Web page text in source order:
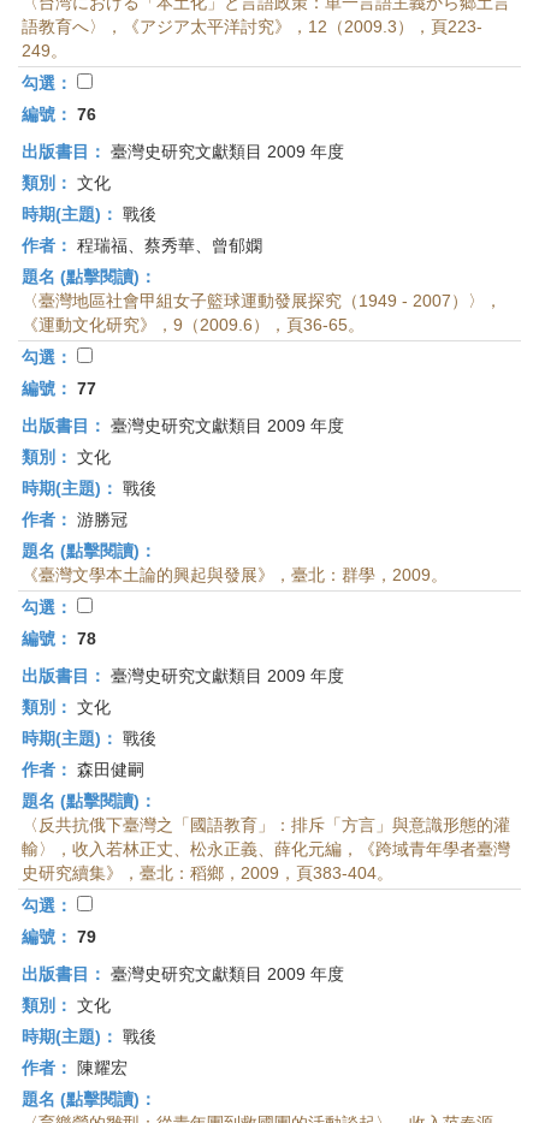
語教育へ〉，《アジア太平洋討究》，12（2009.3），頁223-
249。
勾選：
編號： 76
出版書目： 臺灣史研究文獻類目 2009 年度
類別： 文化
時期(主題)： 戰後
作者： 程瑞福、蔡秀華、曾郁嫻
題名 (點擊閱讀)：
〈臺灣地區社會甲組女子籃球運動發展探究（1949 - 2007）〉，
《運動文化研究》，9（2009.6），頁36-65。
勾選：
編號： 77
出版書目： 臺灣史研究文獻類目 2009 年度
類別： 文化
時期(主題)： 戰後
作者： 游勝冠
題名 (點擊閱讀)：
《臺灣文學本土論的興起與發展》，臺北：群學，2009。
勾選：
編號： 78
出版書目： 臺灣史研究文獻類目 2009 年度
類別： 文化
時期(主題)： 戰後
作者： 森田健嗣
題名 (點擊閱讀)：
〈反共抗俄下臺灣之「國語教育」：排斥「方言」與意識形態的灌
輸〉，收入若林正丈、松永正義、薛化元編，《跨域青年學者臺灣
史研究續集》，臺北：稻鄉，2009，頁383-404。
勾選：
編號： 79
出版書目： 臺灣史研究文獻類目 2009 年度
類別： 文化
時期(主題)： 戰後
作者：
陳耀宏
題名 (點擊閱讀)：